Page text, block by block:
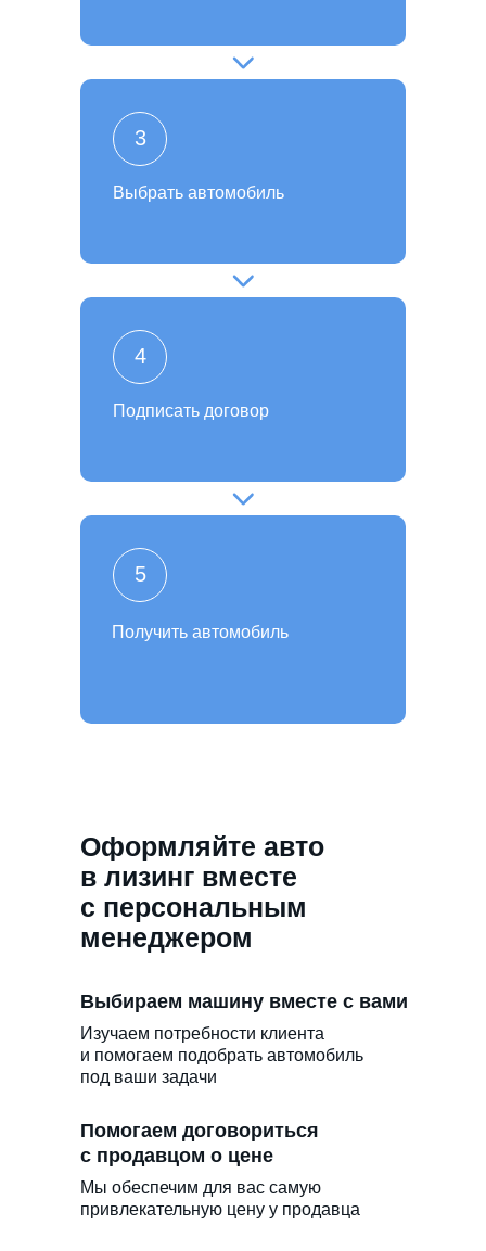
Получить автомобиль
5
Подписать договор
4
Выбрать автомобиль
3
Помогаем договориться
с продавцом о цене
Мы обеспечим для вас самую
привлекательную цену у продавца
Выбираем машину вместе с вами
Изучаем потребности клиента
и помогаем подобрать автомобиль
под ваши задачи
Оформляйте авто
в лизинг вместе
с персональным
менеджером